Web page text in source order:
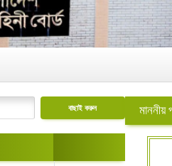
বাছাই করুন মাননীয়